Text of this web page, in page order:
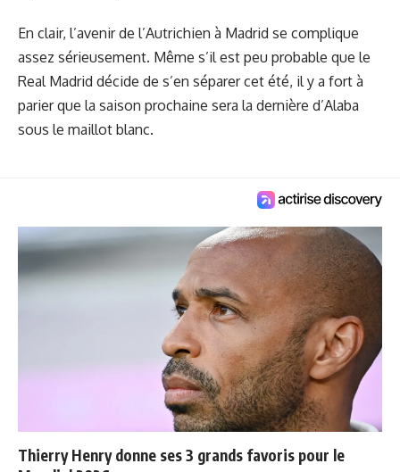
En clair, l’avenir de l’Autrichien à Madrid se complique
assez sérieusement. Même s’il est peu probable que le
Real Madrid décide de s’en séparer cet été, il y a fort à
parier que la saison prochaine sera la dernière d’Alaba
sous le maillot blanc.
Thierry Henry donne ses 3 grands favoris pour le